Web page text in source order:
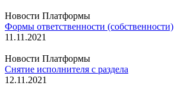
Новости Платформы
Формы ответственности (собственности)
11.11.2021
Новости Платформы
Снятие исполнителя с раздела
12.11.2021